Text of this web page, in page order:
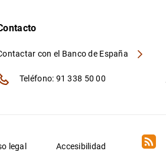
con el Banco de España
Teléfono: 91 338 50 00
legal Accesibilidad RSS